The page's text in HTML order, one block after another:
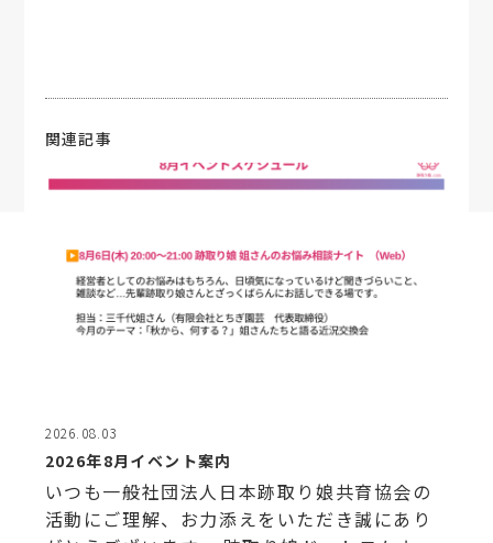
関連記事
2026.08.03
2026年8月イベント案内
いつも一般社団法人日本跡取り娘共育協会の
活動にご理解、お力添えをいただき誠にあり